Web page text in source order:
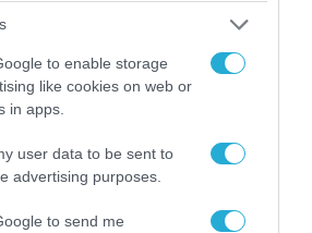
to enable storage
like cookies on web or
in apps.
user data to be sent to
advertising purposes.
to send me